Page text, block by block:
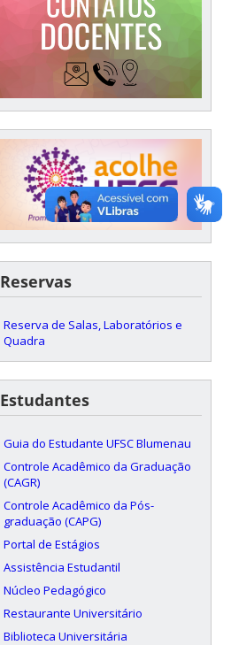
Reservas
Reserva de Salas, Laboratórios e
Quadra
Estudantes
Guia do Estudante UFSC Blumenau
Controle Acadêmico da Graduação
(CAGR)
Controle Acadêmico da Pós-
graduação (CAPG)
Portal de Estágios
Assistência Estudantil
Núcleo Pedagógico
Restaurante Universitário
Biblioteca Universitária